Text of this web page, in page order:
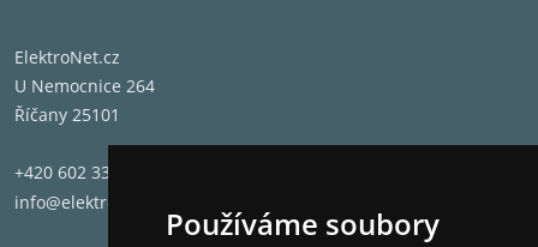
Používáme soubory
ElektroNet.cz
U Nemocnice 264
Říčany 25101
+420 602 331 662
info@elektronet.cz